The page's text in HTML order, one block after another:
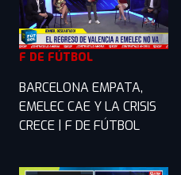
F DE FÚTBOL
BARCELONA EMPATA,
EMELEC CAE Y LA CRISIS
CRECE | F DE FÚTBOL